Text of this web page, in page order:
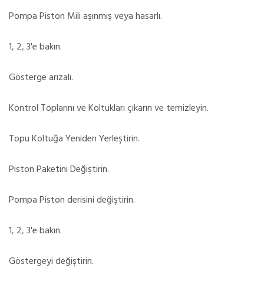
Pompa Piston Mili aşınmış veya hasarlı.
1, 2, 3'e bakın.
Gösterge arızalı.
Kontrol Toplarını ve Koltukları çıkarın ve temizleyin.
Topu Koltuğa Yeniden Yerleştirin.
Piston Paketini Değiştirin.
Pompa Piston derisini değiştirin.
1, 2, 3'e bakın.
Göstergeyi değiştirin.